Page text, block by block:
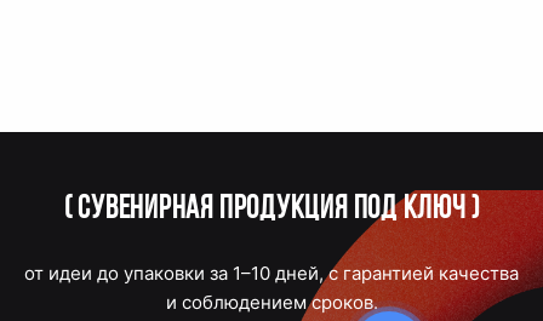
(Сувенирная продукция под ключ)
от идеи до упаковки за 1–10 дней, с гарантией качества
и соблюдением сроков.